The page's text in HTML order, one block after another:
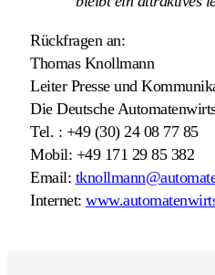
Rückfragen an:
Thomas Knollmann
Leiter Presse und
Die Deutsche
Tel. : +49 (30) 24 08 77 85
Mobil: +49 171 29 85 382
Email:
Internet: